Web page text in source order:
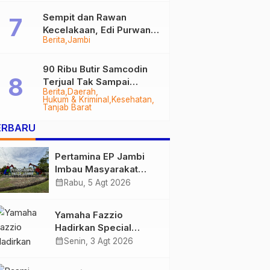
Berita Jambi
Sempit dan Rawan
Kecelakaan, Edi Purwanto
Targetkan Jalan Lintas
2028
Berita Daerah
Hukum & Kriminal
Kesehatan
Tanjab Barat
90 Ribu Butir Samcodin
Terjual Tak Sampai
Setahun, Indra Safari
Desak Audit Menyeluruh
Pertamina EP Jambi
Imbau Masyarakat
Tidak Beraktivitas di
Bersama
calendar_month Rabu, 5 Agt 2026
Yamaha Fazzio
Hadirkan Special
Edition Sunset Blue,
calendar_monthSenin, 3 Agt 2026